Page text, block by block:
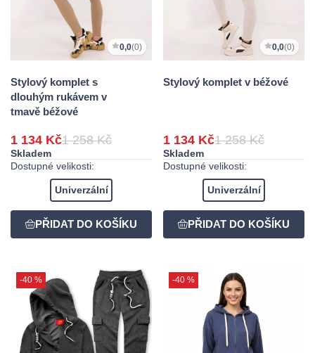
0,0(0)
Stylový komplet s
dlouhým rukávem v
tmavě béžové
1 134 Kč1 258 Kč
Skladem
Dostupné velikosti:
Univerzální
0,0(0)
Stylový komplet v béžové
1 134 Kč1 258 Kč
Skladem
Dostupné velikosti:
Univerzální
-40 % -40 %